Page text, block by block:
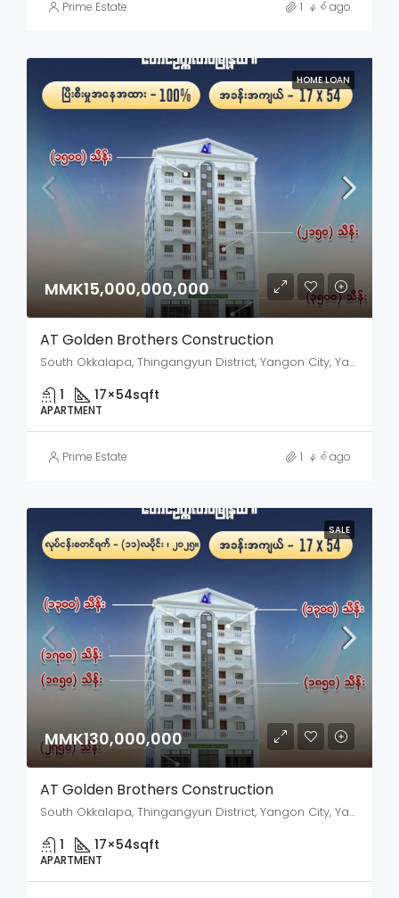
Prime Estate 1 နှစ် ago
HOME LOAN
MMK15,000,000,000
AT Golden Brothers Construction
South Okkalapa, Thingangyun District, Yangon City, Yangon, 11090, Myanmar
1 17×54sqft
APARTMENT
Prime Estate 1 နှစ် ago
SALE
MMK130,000,000
AT Golden Brothers Construction
South Okkalapa, Thingangyun District, Yangon City, Yangon, 11091, Myanmar
1 17×54sqft
APARTMENT